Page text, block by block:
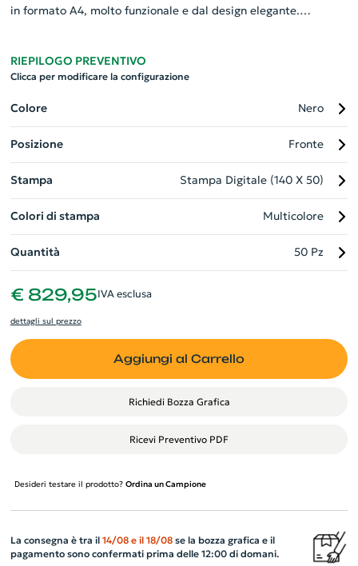
in formato A4, molto funzionale e dal design elegante.
scomparto, una tasca con cerniera e un blocco appunti a righe
penna, rendendola l'accessorio ideale per ogni meeting o
conferenza. Il portadocumenti offre ampio spazio per
l'applicazione di loghi aziendali, trasformandolo in un
strumento pubblicitario strategico per la tua azienda. Penna e
accessori non sono inclusi.
RIEPILOGO PREVENTIVO
Clicca per modificare la configurazione
Colore Nero
Posizione Fronte
Stampa Stampa Digitale (140 X 50)
Colori di stampa Multicolore
Quantità 50 Pz
€ 829,95IVA esclusa
dettagli sul prezzo
Aggiungi al Carrello
Richiedi Bozza Grafica
Ricevi Preventivo PDF
Desideri testare il prodotto? Ordina un Campione
La consegna è tra il 14/08 e il 18/08se la bozza grafica e il
pagamento sono confermati prima delle 12:00 di domani.